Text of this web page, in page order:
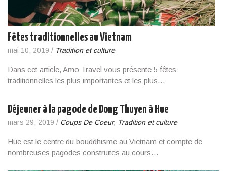
Fêtes traditionnelles au Vietnam
mai 10, 2019 / Tradition et culture
Dans cet article, Amo Travel vous présente 5 fêtes
traditionnelles les plus importantes et les plus…
Déjeuner à la pagode de Dong Thuyen à Hue
mars 29, 2019 / Coups De Coeur, Tradition et culture
Hue est le centre du bouddhisme au Vietnam et compte de
nombreuses pagodes construites au cours…